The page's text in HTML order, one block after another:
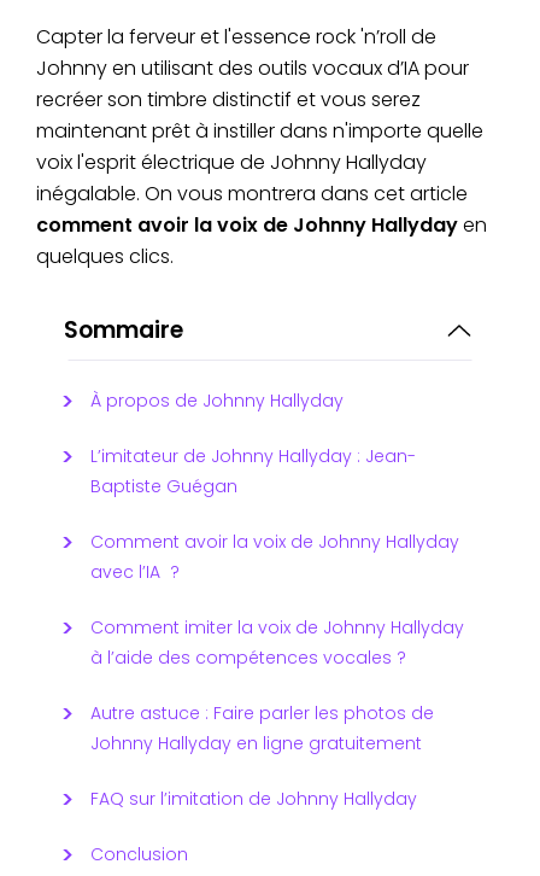
Capter la ferveur et l'essence rock 'n’roll de
Johnny en utilisant des outils vocaux d’IA pour
recréer son timbre distinctif et vous serez
maintenant prêt à instiller dans n'importe quelle
voix l'esprit électrique de Johnny Hallyday
inégalable. On vous montrera dans cet article
comment avoir la voix de Johnny Hallydayen
quelques clics.
Sommaire
À propos de Johnny Hallyday
L’imitateur de Johnny Hallyday : Jean-
Baptiste Guégan
Comment avoir la voix de Johnny Hallyday
avec l’IA ?
Comment imiter la voix de Johnny Hallyday
à l’aide des compétences vocales ?
Autre astuce : Faire parler les photos de
Johnny Hallyday en ligne gratuitement
FAQ sur l’imitation de Johnny Hallyday
Conclusion